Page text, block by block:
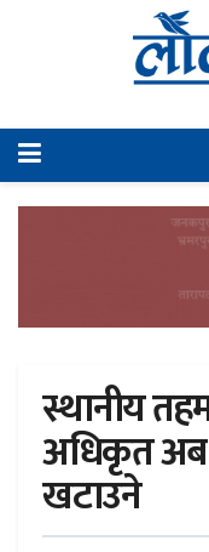
स्थानीय
अधिकृत अब
खटाउने